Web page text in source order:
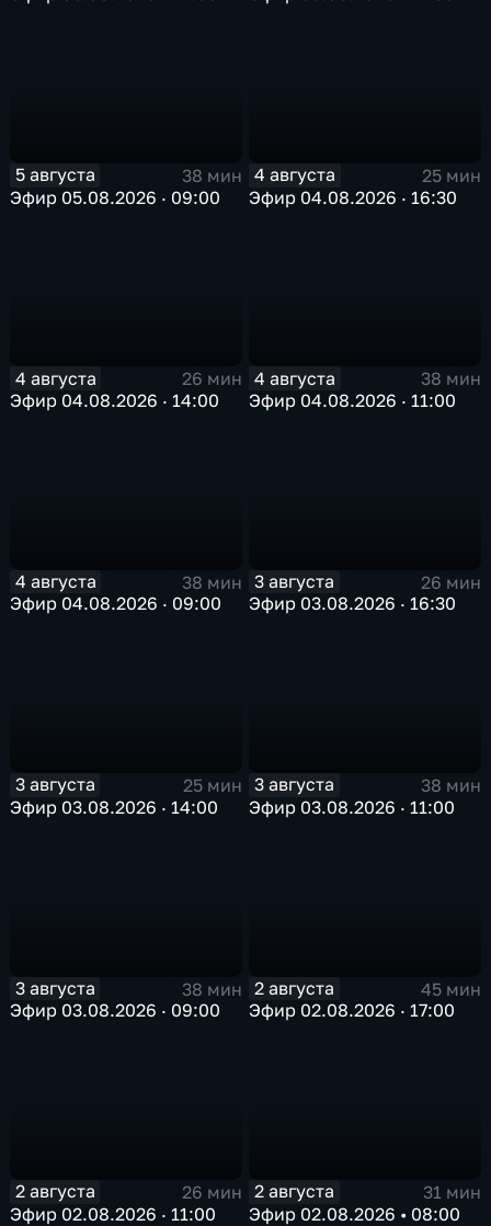
5 августа
38 мин
Эфир 05.08.2026 · 09:00
4 августа
25 мин
Эфир 04.08.2026 · 16:30
4 августа
26 мин
Эфир 04.08.2026 · 14:00
4 августа
38 мин
Эфир 04.08.2026 · 11:00
4 августа
38 мин
Эфир 04.08.2026 · 09:00
3 августа
26 мин
Эфир 03.08.2026 · 16:30
3 августа
25 мин
Эфир 03.08.2026 · 14:00
3 августа
38 мин
Эфир 03.08.2026 · 11:00
3 августа
38 мин
Эфир 03.08.2026 · 09:00
2 августа
45 мин
Эфир 02.08.2026 · 17:00
2 августа
26 мин
Эфир 02.08.2026 · 11:00
2 августа
31 мин
Эфир 02.08.2026 • 08:00